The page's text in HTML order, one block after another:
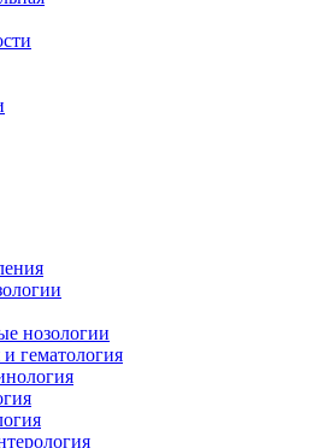
нозологии
гематология